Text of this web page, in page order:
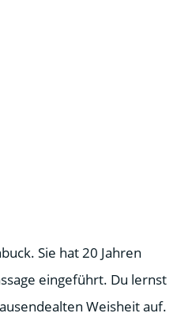
Sie hat 20 Jahren
eingeführt. Du lernst
Weisheit auf.